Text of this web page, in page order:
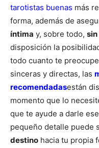
tarotistas buenas más
forma, además de
íntima y, sobre todo,
disposición la
todo cuanto te
sinceras y directas, las
recomendadasestán
momento que lo
que te ayude a darle
pequeño detalle puede
destino hacia tu propia